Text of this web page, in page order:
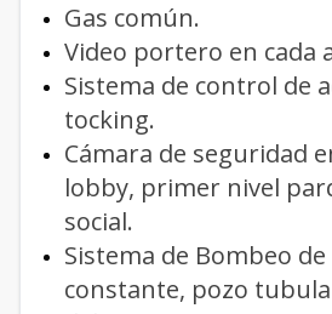
Gas común.
Video portero en cada
Sistema de control de
tocking.
Cámara de seguridad
lobby, primer nivel
social.
Sistema de Bombeo
constante, pozo